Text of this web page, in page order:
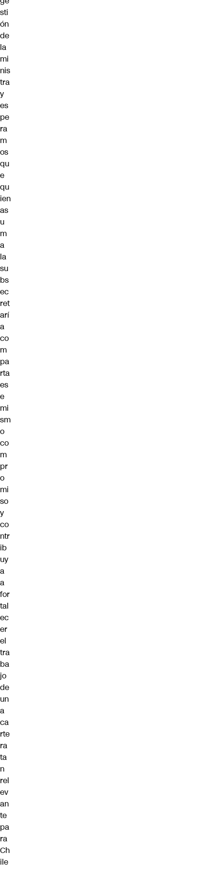
sti
ón
de
la
mi
nis
tra
y
es
pe
ra
m
os
qu
e
qu
ien
as
u
m
a
la
su
bs
ec
ret
arí
a
co
m
pa
rta
es
e
mi
sm
o
co
m
pr
o
mi
so
y
co
ntr
ib
uy
a
a
for
tal
ec
er
el
tra
ba
jo
de
un
a
ca
rte
ra
ta
n
rel
ev
an
te
pa
ra
Ch
ile